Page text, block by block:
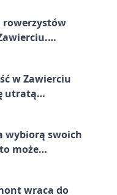
rowerzystów
w Zawierciu
utratą
wybiorą swoich
może
wraca do